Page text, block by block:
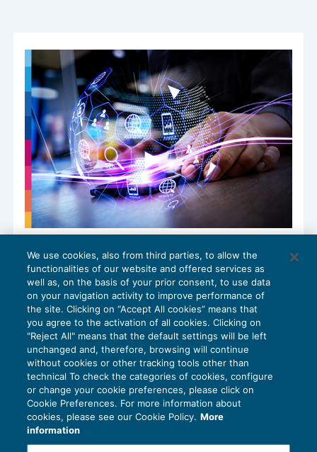
Settori strategici: in G.U. il decreto con
criteri e modalità attuative degli
incentivi
AGEVOLAZIONI,NEWS DEL GIORNO 19/05/2025
Privacy Policy
Cookie Policy
We use cookies, also from third parties, to allow the
functionalities of our website and offered services as
well as, on the basis of your prior consent, to use data
on your navigation activity to improve performance of
the site. Clicking on “Accept All cookies” means that
you agree to the activation of all cookies. Clicking on
"Reject All" means that the default settings will be left
unchanged and, therefore, browsing will continue
without cookies or other tracking tools other than
technical To check the categories of cookies, configure
or change your cookie preferences, please click on
Cookie Preferences. For more information about
cookies, please see our Cookie Policy. More
information